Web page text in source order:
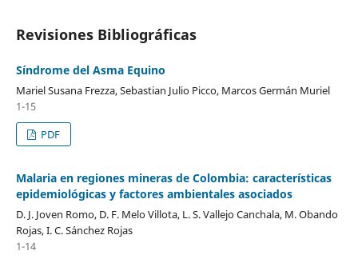
Revisiones Bibliográficas
Síndrome del Asma Equino
Mariel Susana Frezza, Sebastian Julio Picco, Marcos Germán Muriel
1-15
PDF
Malaria en regiones mineras de Colombia: características
epidemiológicas y factores ambientales asociados
D. J. Joven Romo, D. F. Melo Villota, L. S. Vallejo Canchala, M. Obando
Rojas, I. C. Sánchez Rojas
1-14